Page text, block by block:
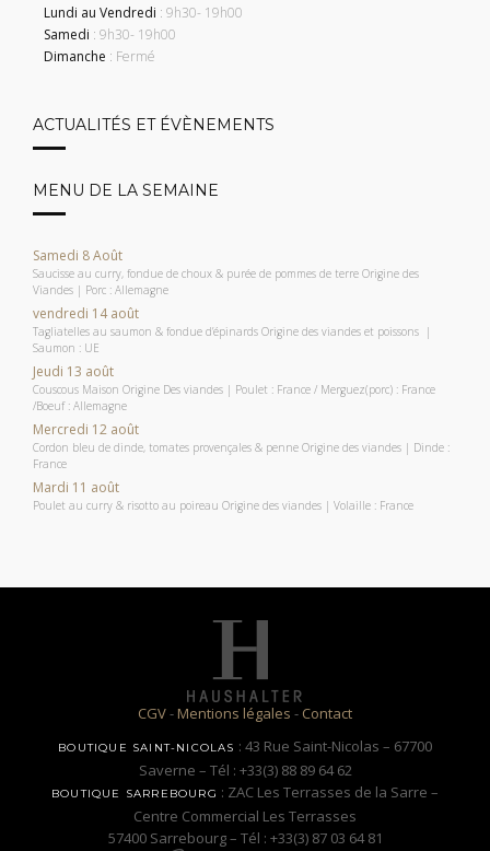
Lundi au Vendredi : 9h30- 19h00
Samedi : 9h30- 19h00
Dimanche : Fermé
ACTUALITÉS ET ÉVÈNEMENTS
MENU DE LA SEMAINE
Samedi 8 Août
Saucisse au curry, fondue de choux & purée de pommes de terre Origine des
Viandes | Porc : Allemagne
vendredi 14 août
Tagliatelles au saumon & fondue d’épinards Origine des viandes et poissons |
Saumon : UE
Jeudi 13 août
Couscous Maison Origine Des viandes | Poulet : France / Merguez(porc) : France
/Boeuf : Allemagne
Mercredi 12 août
Cordon bleu de dinde, tomates provençales & penne Origine des viandes | Dinde :
France
Mardi 11 août
Poulet au curry & risotto au poireau Origine des viandes | Volaille : France
CGV- Mentions légales - Contact
BOUTIQUE SAINT-NICOLAS : 43 Rue Saint-Nicolas – 67700
Saverne – Tél : +33(3) 88 89 64 62
BOUTIQUE SARREBOURG : ZAC Les Terrasses de la Sarre –
Centre Commercial Les Terrasses
57400 Sarrebourg – Tél : +33(3) 87 03 64 81